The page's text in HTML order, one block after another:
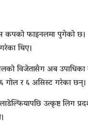
कपको फाइनलमा पुगेको छ।
थिए।
खेलको विजेतासँग अब
गोल र ६ असिस्ट गरेका छन्।
उत्कृष्ट लिग